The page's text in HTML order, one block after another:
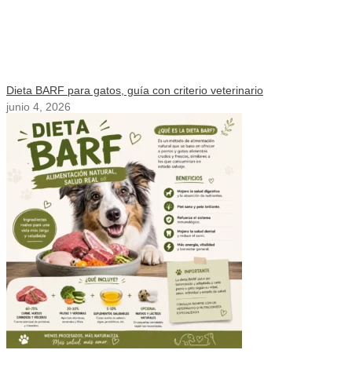
Dieta BARF para gatos, guía con criterio veterinario
junio 4, 2026